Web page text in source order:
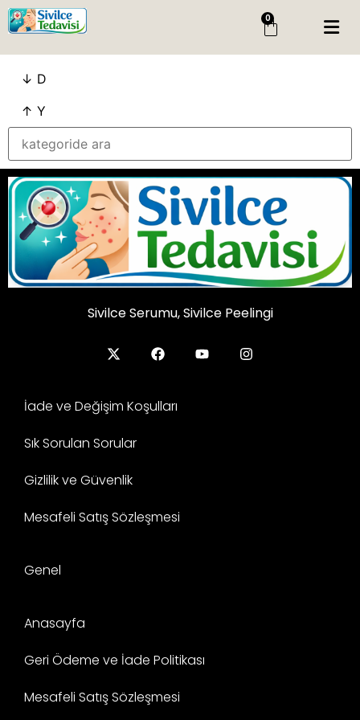
0
↓ D
↑ Y
Sivilce Serumu, Sivilce Peelingi
İade ve Değişim Koşulları
Sık Sorulan Sorular
Gizlilik ve Güvenlik
Mesafeli Satış Sözleşmesi
Genel
Anasayfa
Geri Ödeme ve İade Politikası
Mesafeli Satış Sözleşmesi
Menü
Giriş Yap
Kategoriler
Genel
Cilt Bakim
Cilt Serumu
Salisilik Asit
Sivilce Peelingi
Sivilce Serumu